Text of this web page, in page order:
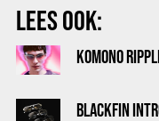
LEES OOK:
KOMONO
BLACKFIN